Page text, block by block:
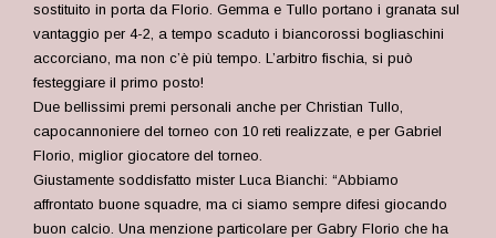
sostituito in porta da Florio. Gemma e Tullo portano i granata sul
vantaggio per 4-2, a tempo scaduto i biancorossi bogliaschini
accorciano, ma non c’è più tempo. L’arbitro fischia, si può
festeggiare il primo posto!
Due bellissimi premi personali anche per Christian Tullo,
capocannoniere del torneo con 10 reti realizzate, e per Gabriel
Florio, miglior giocatore del torneo.
Giustamente soddisfatto mister Luca Bianchi: “Abbiamo
affrontato buone squadre, ma ci siamo sempre difesi giocando
buon calcio. Una menzione particolare per Gabry Florio che ha